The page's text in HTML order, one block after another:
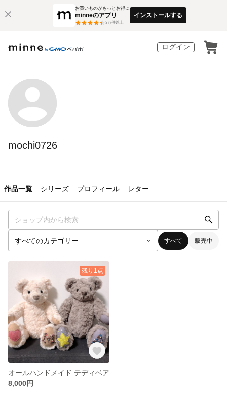
お買いものがもっとお得に
minneのアプリ
3万件以上
インストールする
ログイン
mochi0726
作品一覧 シリーズ プロフィール レター
すべて 販売中
残り1点
オールハンドメイド テディベア
8,000円